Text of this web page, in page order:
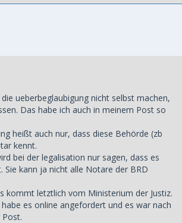
ueberbeglaubigung nicht selbst machen,
Das habe ich auch in meinem Post so
heißt auch nur, dass diese Behörde (zb
kennt.
bei der legalisation nur sagen, dass es
Sie kann ja nicht alle Notare der BRD
kommt letztlich vom Ministerium der Justiz.
es online angefordert und es war nach
Post.